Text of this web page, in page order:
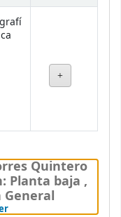
Quintero
Planta baja ,
General
(Hides shelf browser)